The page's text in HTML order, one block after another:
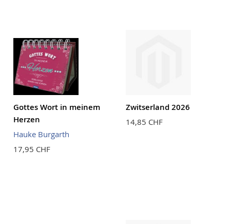
Gottes Wort in meinem
Herzen
Hauke Burgarth
17,95 CHF
Zwitserland 2026
14,85 CHF